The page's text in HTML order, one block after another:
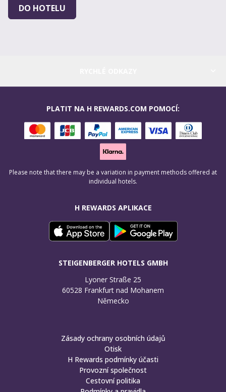
DO HOTELU
H REWARDS APLIKACE
STEIGENBERGER HOTELS GMBH
Lyoner Straße 25
60528 Frankfurt nad Mohanem
Německo
PLATIT NA H REWARDS.COM POMOCÍ:
Please note that there may be a variation in payment methods offered at
individual hotels.
Zásady ochrany osobních údajů
Otisk
H Rewards podmínky účasti
Provozní společnost
Cestovní politika